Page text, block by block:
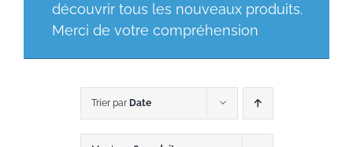
découvrir tous les nouveaux produits.
Merci de votre compréhension
Trier par Date